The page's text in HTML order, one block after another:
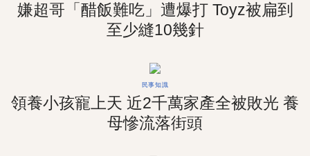
嫌超哥「醋飯難吃」遭爆打 Toyz被扁到
至少縫10幾針
民事知識
領養小孩寵上天 近2千萬家產全被敗光 養
母慘流落街頭